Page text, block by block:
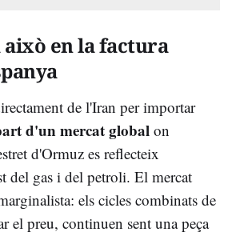
això en la factura
de l'Iran per importar
d'un mercat global on
d'Ormuz es reflecteix
del gas i del petroli. El mercat
els cicles combinats de
el preu, continuen sent una peça